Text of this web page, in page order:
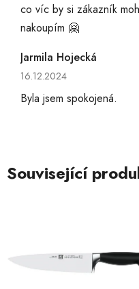
co víc by si zákazník
nakoupím 🤗
Jarmila Hojecká
Hodnocení obchodu je 5
16.12.2024
Byla jsem spokojená.
Související